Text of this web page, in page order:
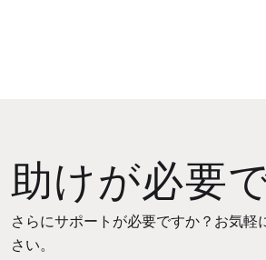
助けが必要
さらにサポートが必要ですか？お気軽
さい。